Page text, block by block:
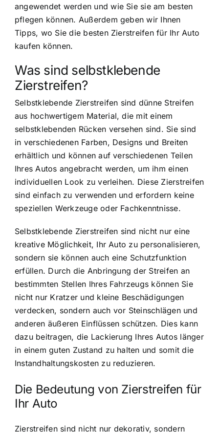
angewendet werden und wie Sie sie am besten
pflegen können. Außerdem geben wir Ihnen
Tipps, wo Sie die besten Zierstreifen für Ihr Auto
kaufen können.
Was sind selbstklebende
Zierstreifen?
Selbstklebende Zierstreifen sind dünne Streifen
aus hochwertigem Material, die mit einem
selbstklebenden Rücken versehen sind. Sie sind
in verschiedenen Farben, Designs und Breiten
erhältlich und können auf verschiedenen Teilen
Ihres Autos angebracht werden, um ihm einen
individuellen Look zu verleihen. Diese Zierstreifen
sind einfach zu verwenden und erfordern keine
speziellen Werkzeuge oder Fachkenntnisse.
Selbstklebende Zierstreifen sind nicht nur eine
kreative Möglichkeit, Ihr Auto zu personalisieren,
sondern sie können auch eine Schutzfunktion
erfüllen. Durch die Anbringung der Streifen an
bestimmten Stellen Ihres Fahrzeugs können Sie
nicht nur Kratzer und kleine Beschädigungen
verdecken, sondern auch vor Steinschlägen und
anderen äußeren Einflüssen schützen. Dies kann
dazu beitragen, die Lackierung Ihres Autos länger
in einem guten Zustand zu halten und somit die
Instandhaltungskosten zu reduzieren.
Die Bedeutung von Zierstreifen für
Ihr Auto
Zierstreifen sind nicht nur dekorativ, sondern